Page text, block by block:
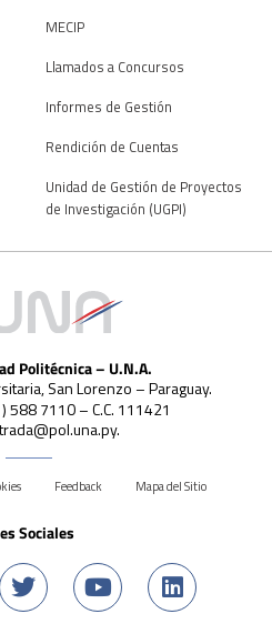
MECIP
Llamados a Concursos
Informes de Gestión
Rendición de Cuentas
Unidad de Gestión de Proyectos
de Investigación (UGPI)
Politécnica – U.N.A.
San Lorenzo – Paraguay.
7110 – C.C. 111421
Feedback Mapa del Sitio
Sociales